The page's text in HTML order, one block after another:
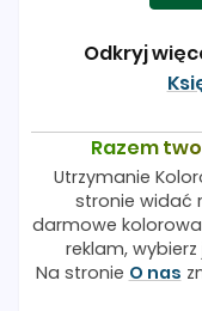
Odkryj
Razem
Utrzymanie
stronie widać
darmowe
reklam,
Na stronie O nas